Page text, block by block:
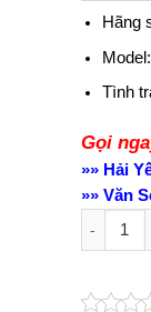
Hãng
Tình
Gọi
»» Hải
»» Văn
Số lượng